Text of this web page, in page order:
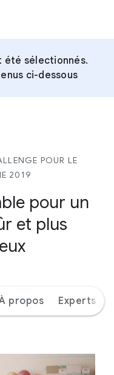
été sélectionnés.
ci-dessous
POUR LE
2019
pour un
et plus
propos Experts